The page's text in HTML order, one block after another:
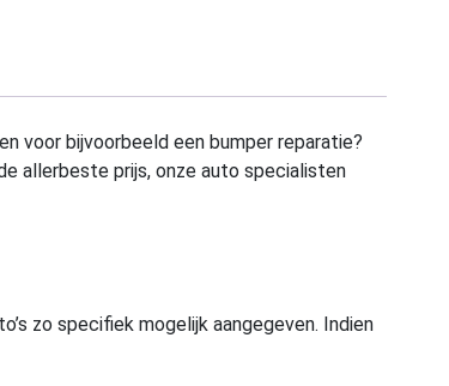
voor bijvoorbeeld een bumper reparatie?
allerbeste prijs, onze auto specialisten
zo specifiek mogelijk aangegeven. Indien